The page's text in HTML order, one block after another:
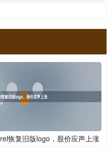
恢复旧版logo，股价应声上涨